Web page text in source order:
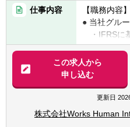
・監査法人
以上）
・上場企業
業務経験
・企業結合
・IFRSに関
合、税効果
・論理的思
査法人や経
・会計上の
仕事内容
【職務内容】
● 当社グル
・IFRSに
ケージの精
・グループ
よびメンバ
・IFRS特
ス、金融商
● 月次予実
この求人から
申し込む
更新日
株式会社Works Human